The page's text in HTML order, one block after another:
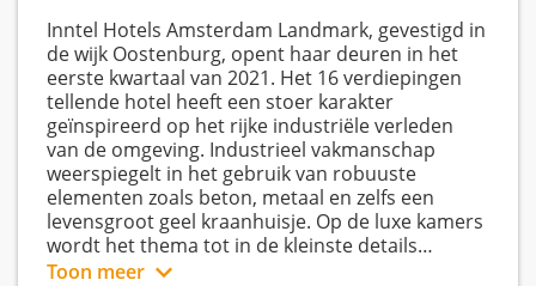
Inntel Hotels Amsterdam Landmark, gevestigd in
de wijk Oostenburg, opent haar deuren in het
eerste kwartaal van 2021. Het 16 verdiepingen
tellende hotel heeft een stoer karakter
geïnspireerd op het rijke industriële verleden
van de omgeving. Industrieel vakmanschap
weerspiegelt in het gebruik van robuuste
elementen zoals beton, metaal en zelfs een
levensgroot geel kraanhuisje. Op de luxe kamers
wordt het thema tot in de kleinste details
doorgevoerd, dankzij maatwerk interieur design.
Toon meer